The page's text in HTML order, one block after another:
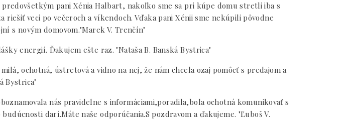
pani Xénia Halbart, nakoľko sme sa pri kúpe domu stretli iba s
veci po večeroch a víkendoch. Vďaka pani Xénii sme nekúpili pôvodne
s novým domovom."Marek V. Trenčín"
energií. Ďakujem ešte raz. "Nataša B. Banská Bystrica"
milá, ochotná, ústretová a vidno na nej, že nám chcela ozaj pomôcť s predajom a
Bystrica"
nás pravidelne s informáciami,poradila,bola ochotná komunikovať s
darí.Máte naše odporúčania.S pozdravom a ďakujeme. "Ľuboš V.